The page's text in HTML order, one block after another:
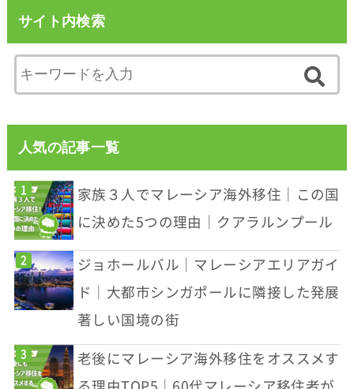
サイト内検索
人気の記事一覧
家族３人でマレーシア海外移住｜この国
に決めた5つの理由｜クアラルンプール
ジョホールバル｜マレーシアエリアガイ
ド｜大都市シンガポールに隣接した発展
著しい国境の街
老後にマレーシア海外移住をオススメす